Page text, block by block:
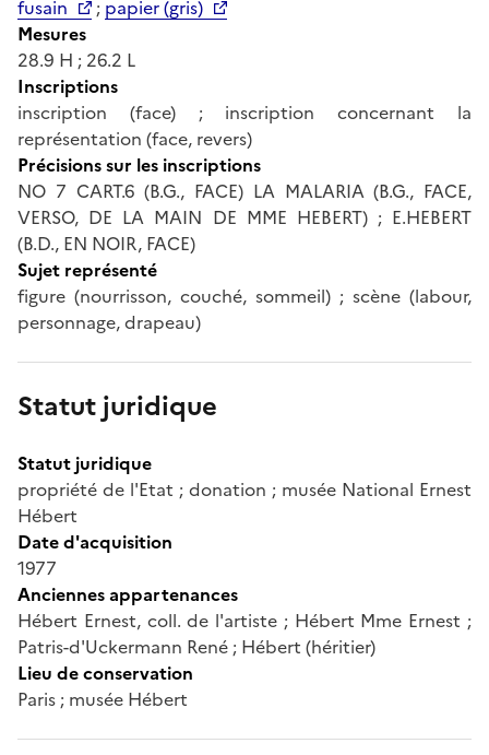
fusain ; papier (gris)
Mesures
28.9 H ; 26.2 L
Inscriptions
inscription (face) ; inscription concernant la
représentation (face, revers)
Précisions sur les inscriptions
NO 7 CART.6 (B.G., FACE) LA MALARIA (B.G., FACE,
VERSO, DE LA MAIN DE MME HEBERT) ; E.HEBERT
(B.D., EN NOIR, FACE)
Sujet représenté
figure (nourrisson, couché, sommeil) ; scène (labour,
personnage, drapeau)
Statut juridique
Statut juridique
propriété de l'Etat ; donation ; musée National Ernest
Hébert
Date d'acquisition
1977
Anciennes appartenances
Hébert Ernest, coll. de l'artiste ; Hébert Mme Ernest ;
Patris-d'Uckermann René ; Hébert (héritier)
Lieu de conservation
Paris ; musée Hébert